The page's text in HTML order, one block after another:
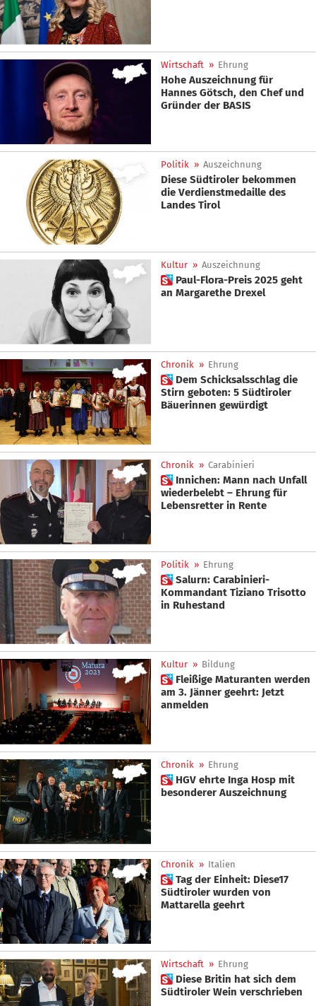
Wirtschaft » Ehrung
Hohe Auszeichnung für
Hannes Götsch, den Chef und
Gründer der BASIS
Politik » Auszeichnung
Diese Südtiroler bekommen
die Verdienstmedaille des
Landes Tirol
Kultur » Auszeichnung
 Paul-Flora-Preis 2025 geht
an Margarethe Drexel
Chronik » Ehrung
 Dem Schicksalsschlag die
Stirn geboten: 5 Südtiroler
Bäuerinnen gewürdigt
Chronik » Carabinieri
 Innichen: Mann nach Unfall
wiederbelebt – Ehrung für
Lebensretter in Rente
Politik » Ehrung
 Salurn: Carabinieri-
Kommandant Tiziano Trisotto
in Ruhestand
Kultur » Bildung
 Fleißige Maturanten werden
am 3. Jänner geehrt: Jetzt
anmelden
Chronik » Ehrung
 HGV ehrte Inga Hosp mit
besonderer Auszeichnung
Chronik » Italien
 Tag der Einheit: Diese17
Südtiroler wurden von
Mattarella geehrt
Wirtschaft » Ehrung
 Diese Britin hat sich dem
Südtiroler Wein verschrieben